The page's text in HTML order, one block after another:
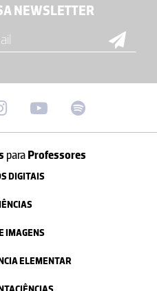
NEWSLETTER
paraProfessores
DIGITAIS
IMAGENS
ELEMENTAR